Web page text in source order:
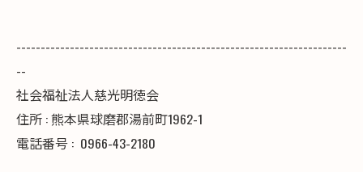
--------------------------------------------------------------------
--
社会福祉法人慈光明徳会
住所 : 熊本県球磨郡湯前町1962-1
電話番号 : 0966-43-2180